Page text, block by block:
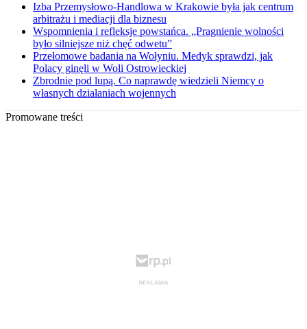
Izba Przemysłowo-Handlowa w Krakowie była jak centrum
arbitrażu i mediacji dla biznesu
Wspomnienia i refleksje powstańca. „Pragnienie wolności
było silniejsze niż chęć odwetu”
Przełomowe badania na Wołyniu. Medyk sprawdzi, jak
Polacy ginęli w Woli Ostrowieckiej
Zbrodnie pod lupą. Co naprawdę wiedzieli Niemcy o
własnych działaniach wojennych
Promowane treści